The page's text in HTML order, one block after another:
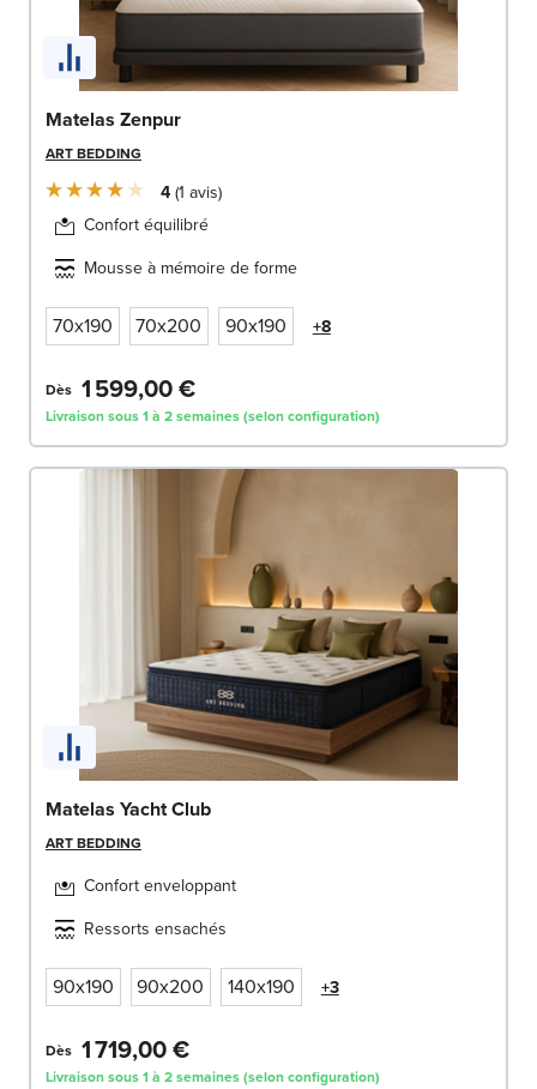
Matelas Zenpur
ART BEDDING
4 1 avis
Confort équilibré
Mousse à mémoire de forme
70x190 70x200 90x190 +8
Dès 1 599,00 €
Livraison sous 1 à 2 semaines (selon configuration)
Matelas Yacht Club
ART BEDDING
Confort enveloppant
Ressorts ensachés
90x190 90x200 140x190 +3
Dès 1 719,00 €
Livraison sous 1 à 2 semaines (selon configuration)